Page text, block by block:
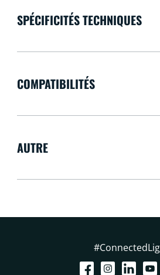
SPÉCIFICITÉS TECHNIQUES
COMPATIBILITÉS
AUTRE